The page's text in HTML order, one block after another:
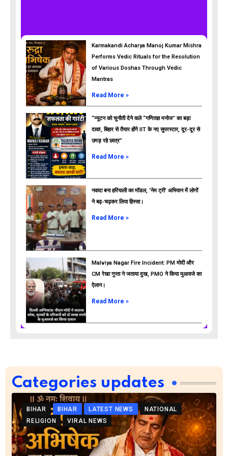
ads
Karmakandi Acharya Manoj Kumar Mishra
Performs Vedic Rituals for the Resolution
of Various Doshas Through Vedic
Mantras
Read More »
“न्यूटन को चुनौती देने वाले “गणितज्ञ मनोज” का बड़ा
दावा!, बिहार से तैयार होंगे IIT के नए सुपरस्टार, दूर-दूर से
उमड़ रहे छात्र”
Read More »
नवादा बना हरियाली का मॉडल, ‘नेम ट्री’ अभियान में लोगों
ने बढ़-चढ़कर लिया हिस्सा।
Read More »
Malviya Nagar Fire Incident: PM मोदी और
CM रेखा गुप्ता ने जताया दुख, PMO ने किया मुआवजे का
ऐलान।
Read More »
Categories updates
BIHAR BIHAR LATEST NEWS
NATIONAL
RELIGION
VIRAL NEWS